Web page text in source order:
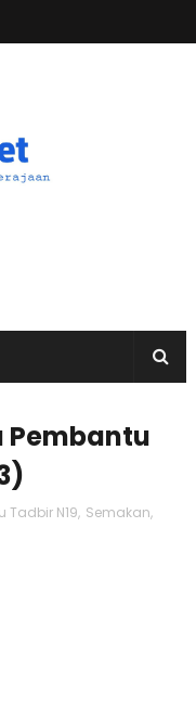
Pembantu
Tadbir N19, Semakan,